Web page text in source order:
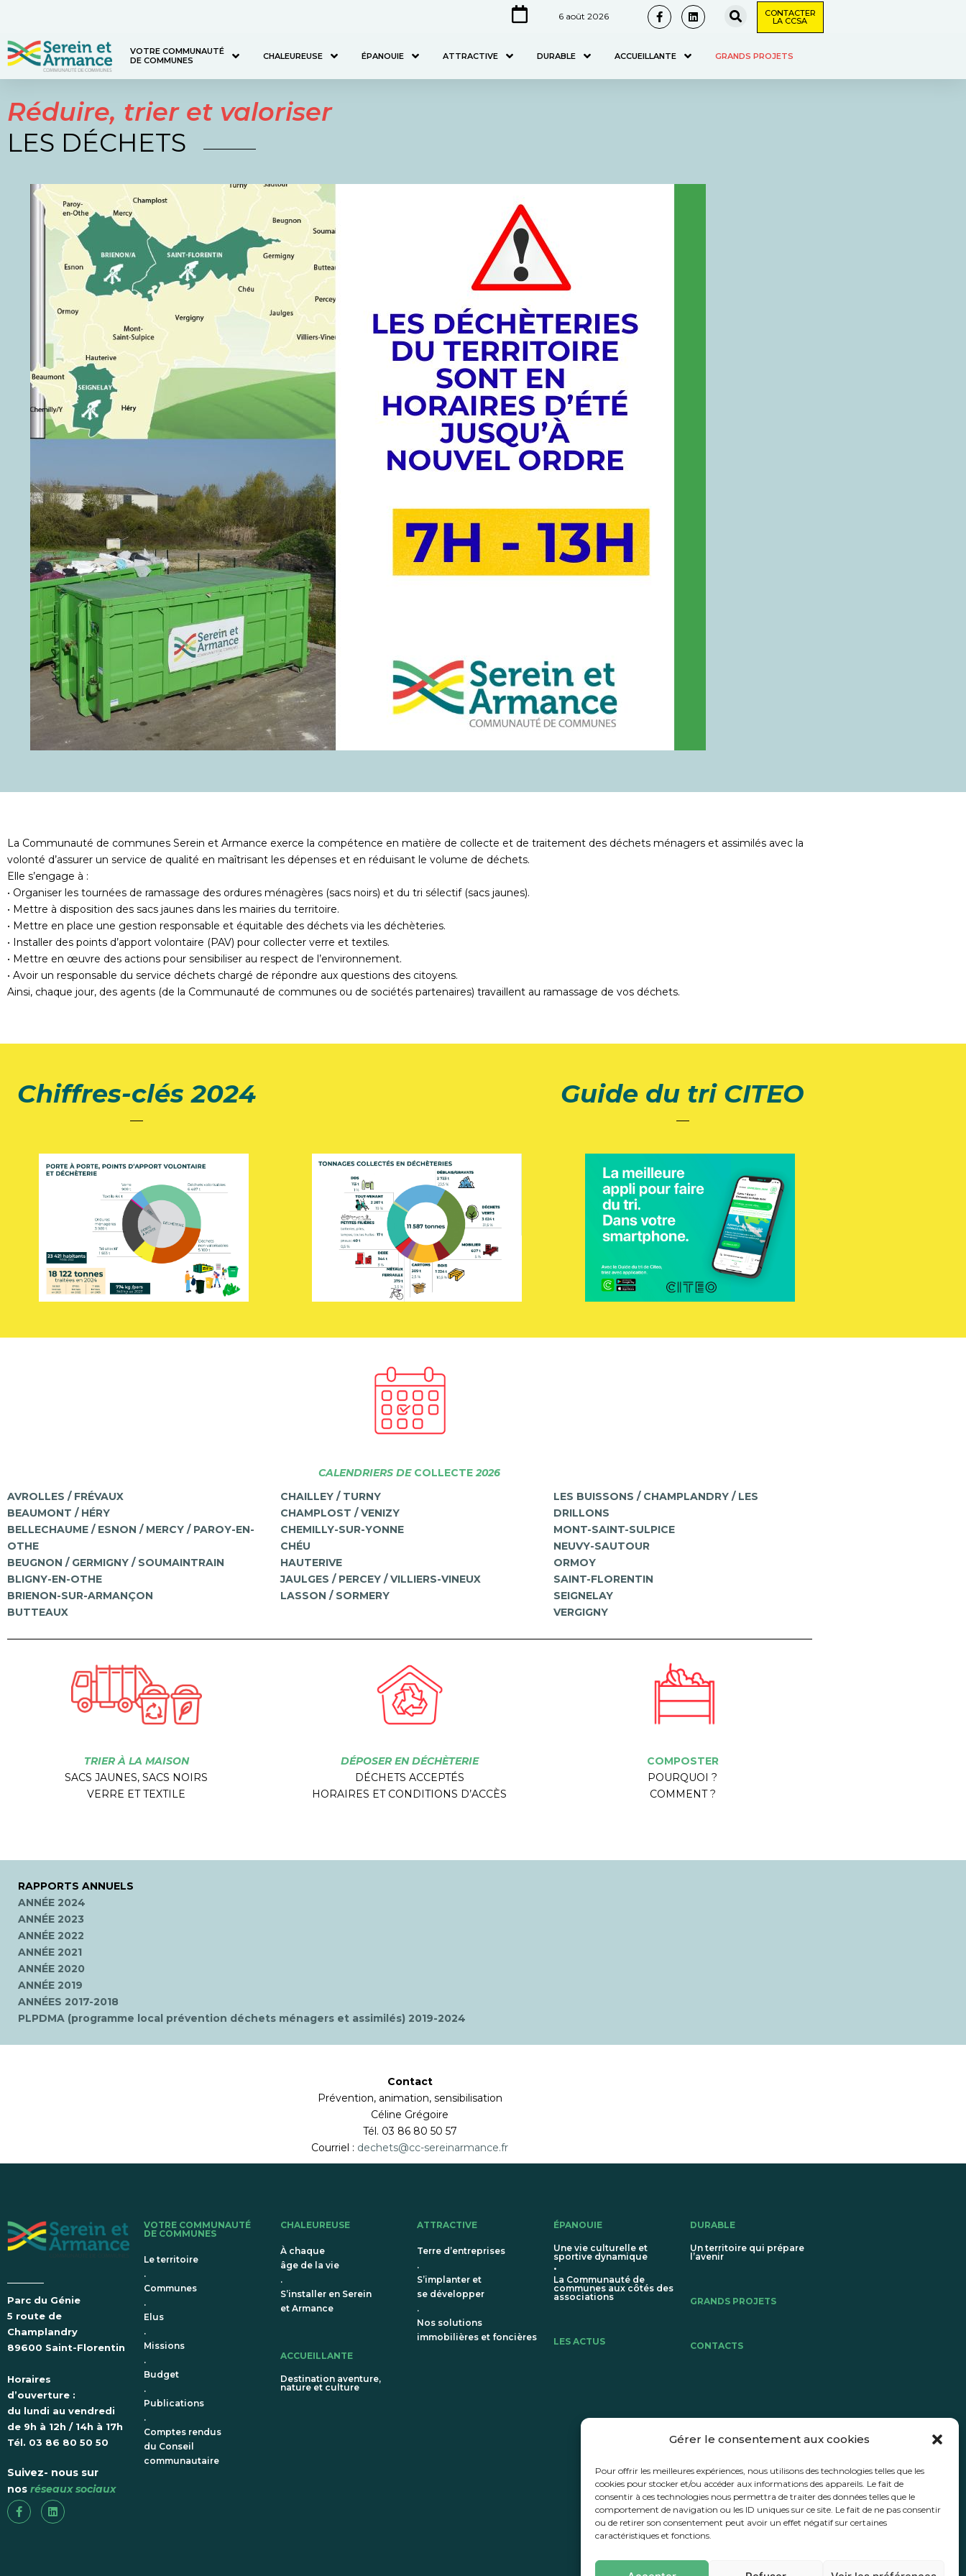
Gérer le consentement aux cookies
Pour offrir les meilleures expériences, nous utilisons des technologies telles que les
cookies pour stocker et/ou accéder aux informations des appareils. Le fait de
consentir à ces technologies nous permettra de traiter des données telles que le
comportement de navigation ou les ID uniques sur ce site. Le fait de ne pas consentir
ou de retirer son consentement peut avoir un effet négatif sur certaines
caractéristiques et fonctions.
6 août 2026 CONTACTER
LA CCSA
VOTRE COMMUNAUTÉ
DE COMMUNES
CHALEUREUSE ÉPANOUIE ATTRACTIVE DURABLE ACCUEILLANTE GRANDS PROJETS
Réduire, trier et valoriser
LES DÉCHETS
La Communauté de communes Serein et Armance exerce la compétence en matière de collecte et de traitement des déchets ménagers et assimilés avec la
volonté d’assurer un service de qualité en maîtrisant les dépenses et en réduisant le volume de déchets.
Elle s’engage à :
• Organiser les tournées de ramassage des ordures ménagères (sacs noirs) et du tri sélectif (sacs jaunes).
• Mettre à disposition des sacs jaunes dans les mairies du territoire.
• Mettre en place une gestion responsable et équitable des déchets via les déchèteries.
• Installer des points d’apport volontaire (PAV) pour collecter verre et textiles.
• Mettre en œuvre des actions pour sensibiliser au respect de l’environnement.
• Avoir un responsable du service déchets chargé de répondre aux questions des citoyens.
Ainsi, chaque jour, des agents (de la Communauté de communes ou de sociétés partenaires) travaillent au ramassage de vos déchets.
Chiffres-clés 2024 Guide du tri CITEO
CALENDRIERS DECOLLECTE2026
AVROLLES / FRÉVAUX
BEAUMONT / HÉRY
BELLECHAUME / ESNON / MERCY / PAROY-EN-
OTHE
BEUGNON / GERMIGNY / SOUMAINTRAIN
BLIGNY-EN-OTHE
BRIENON-SUR-ARMANÇON
BUTTEAUX
CHAILLEY / TURNY
CHAMPLOST / VENIZY
CHEMILLY-SUR-YONNE
CHÉU
HAUTERIVE
JAULGES / PERCEY / VILLIERS-VINEUX
LASSON / SORMERY
LES BUISSONS / CHAMPLANDRY / LES
DRILLONS
MONT-SAINT-SULPICE
NEUVY-SAUTOUR
ORMOY
SAINT-FLORENTIN
SEIGNELAY
VERGIGNY
TRIER À LA MAISON
SACS JAUNES, SACS NOIRS
VERRE ET TEXTILE
DÉPOSEREN DÉCHÈTERIE
DÉCHETS ACCEPTÉS
HORAIRES ET CONDITIONS D’ACCÈS
COMPOSTER
POURQUOI ?
COMMENT ?
RAPPORTS ANNUELS
ANNÉE 2024
ANNÉE 2023
ANNÉE 2022
ANNÉE 2021
ANNÉE 2020
ANNÉE 2019
ANNÉES 2017-2018
PLPDMA (programme local prévention déchets ménagers et assimilés) 2019-2024
Contact
Prévention, animation, sensibilisation
Céline Grégoire
Tél. 03 86 80 50 57
Courriel : dechets@cc-sereinarmance.fr
Parc du Génie
5 route de
Champlandry
89600 Saint-Florentin
Horaires
d’ouverture :
du lundi au vendredi
de 9h à 12h / 14h à 17h
Tél. 03 86 80 50 50
Suivez- nous sur
nos réseaux sociaux
VOTRE COMMUNAUTÉ
DE COMMUNES
Le territoire
.
Communes
.
Elus
.
Missions
.
Budget
.
Publications
.
Comptes rendus
du Conseil
communautaire
CHALEUREUSE
À chaque
âge de la vie
.
S’installer en Serein
et Armance
ACCUEILLANTE
Destination aventure,
nature et culture
ATTRACTIVE
Terre d’entreprises
.
S’implanter et
se développer
.
Nos solutions
immobilières et foncières
ÉPANOUIE
Une vie culturelle et
sportive dynamique
•
La Communauté de
communes aux côtés des
associations
LES ACTUS
DURABLE
Un territoire qui prépare
l’avenir
GRANDS PROJETS
CONTACTS